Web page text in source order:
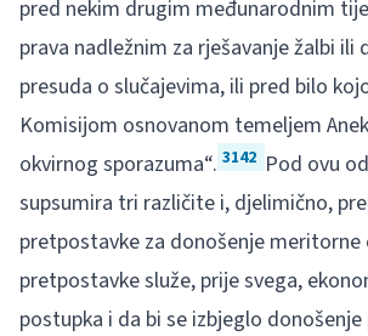
pred nekim drugim međunarodnim
prava nadležnim za rješavanje žalbi ili
presuda o slučajevima, ili pred bilo
Komisijom osnovanom temeljem
okvirnog sporazuma“. 3142 Pod ovu
supsumira tri različite i, djelimično,
pretpostavke za donošenje meritorne
pretpostavke služe, prije svega,
postupka i da bi se izbjeglo